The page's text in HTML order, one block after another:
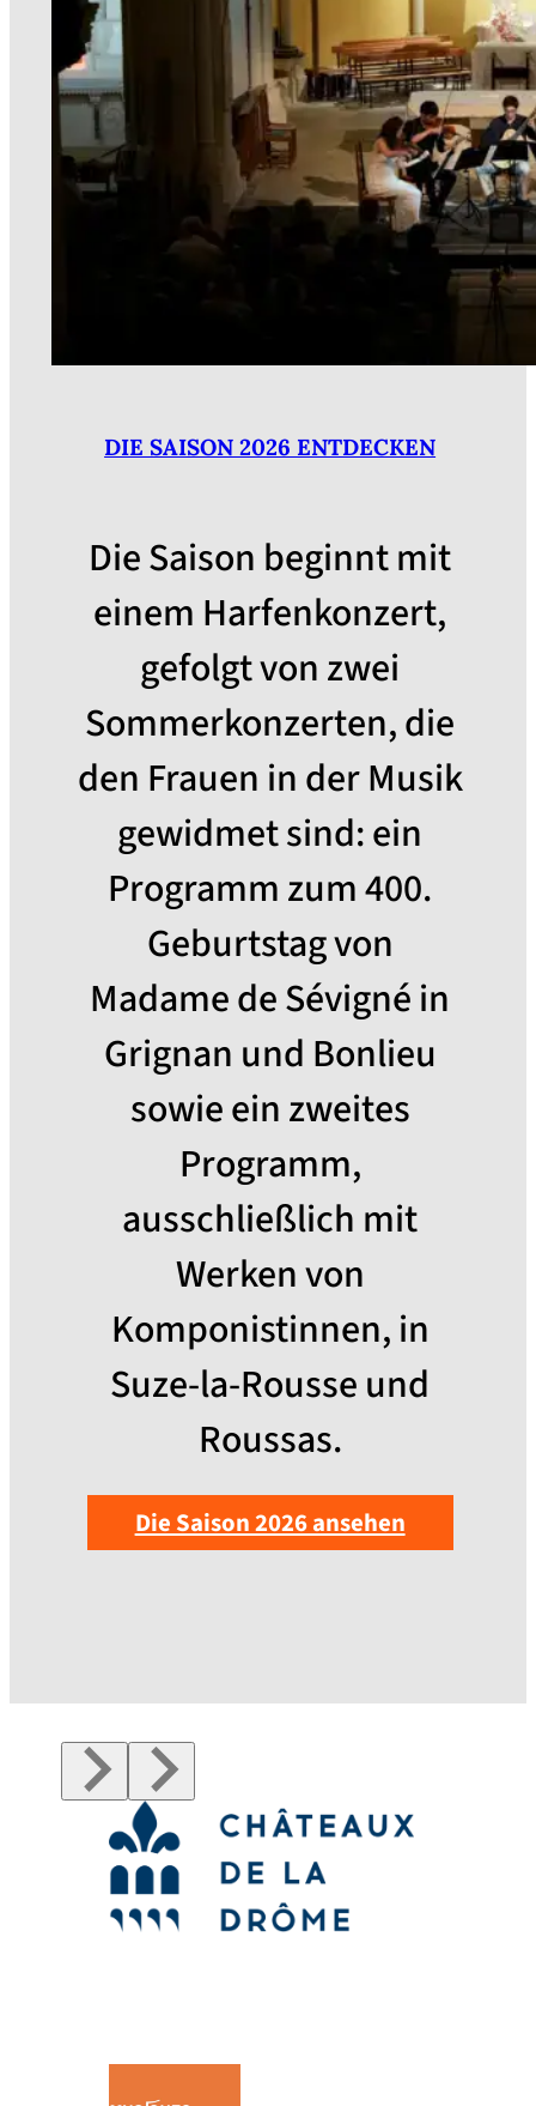
DIE SAISON 2026 ENTDECKEN
Die Saison beginnt mit
einem Harfenkonzert,
gefolgt von zwei
Sommerkonzerten, die
den Frauen in der Musik
gewidmet sind: ein
Programm zum 400.
Geburtstag von
Madame de Sévigné in
Grignan und Bonlieu
sowie ein zweites
Programm,
ausschließlich mit
Werken von
Komponistinnen, in
Suze-la-Rousse und
Roussas.
Die Saison 2026 ansehen